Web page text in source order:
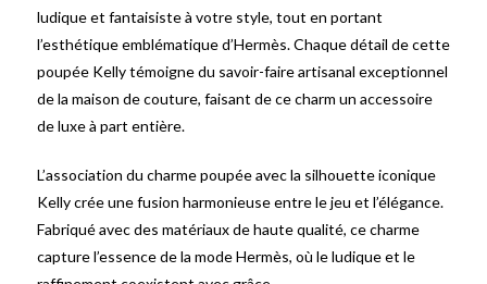
ludique et fantaisiste à votre style, tout en portant
l’esthétique emblématique d’Hermès. Chaque détail de cette
poupée Kelly témoigne du savoir-faire artisanal exceptionnel
de la maison de couture, faisant de ce charm un accessoire
de luxe à part entière.
L’association du charme poupée avec la silhouette iconique
Kelly crée une fusion harmonieuse entre le jeu et l’élégance.
Fabriqué avec des matériaux de haute qualité, ce charme
capture l’essence de la mode Hermès, où le ludique et le